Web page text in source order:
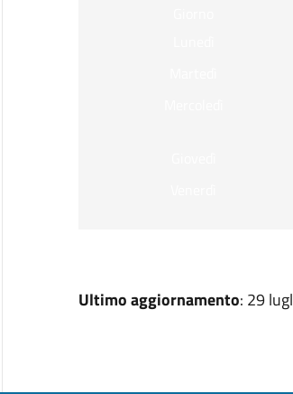
Ultimo aggiornamento: 29